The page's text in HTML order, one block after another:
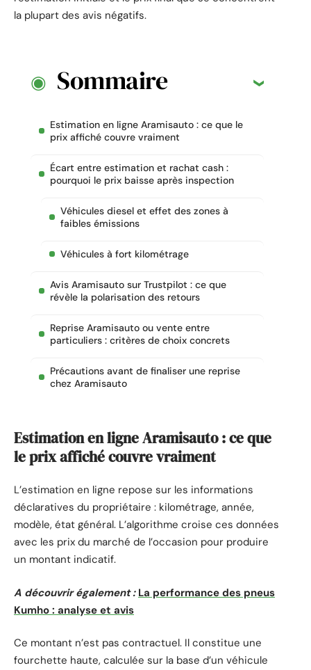
la plupart des avis négatifs.
Sommaire
Estimation en ligne Aramisauto : ce que le
prix affiché couvre vraiment
Écart entre estimation et rachat cash :
pourquoi le prix baisse après inspection
Véhicules diesel et effet des zones à
faibles émissions
Véhicules à fort kilométrage
Avis Aramisauto sur Trustpilot : ce que
révèle la polarisation des retours
Reprise Aramisauto ou vente entre
particuliers : critères de choix concrets
Précautions avant de finaliser une reprise
chez Aramisauto
Estimation en ligne Aramisauto : ce que
le prix affiché couvre vraiment
L’estimation en ligne repose sur les informations
déclaratives du propriétaire : kilométrage, année,
modèle, état général. L’algorithme croise ces données
avec les prix du marché de l’occasion pour produire
un montant indicatif.
A découvrir également : La performance des pneus
Kumho : analyse et avis
Ce montant n’est pas contractuel. Il constitue une
fourchette haute, calculée sur la base d’un véhicule